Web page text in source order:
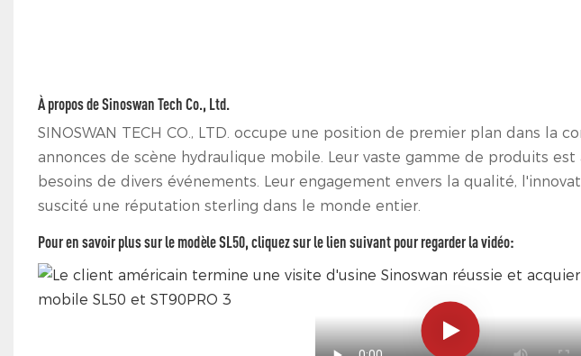
À propos de Sinoswan Tech Co., Ltd.
SINOSWAN TECH CO., LTD. occupe une position de premier plan dans la
annonces de scène hydraulique mobile. Leur vaste gamme de produits
besoins de divers événements. Leur engagement envers la qualité,
suscité une réputation sterling dans le monde entier.
Pour en savoir plus sur le modèle SL50, cliquez sur le lien suivant pour regarder la vidéo: